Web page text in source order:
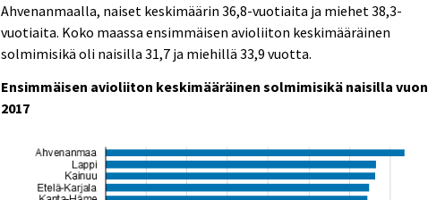
Ahvenanmaalla, naiset keskimäärin 36,8-vuotiaita ja miehet 38,3-
vuotiaita. Koko maassa ensimmäisen avioliiton keskimääräinen
solmimisikä oli naisilla 31,7 ja miehillä 33,9 vuotta.
Ensimmäisen avioliiton keskimääräinen solmimisikä naisilla
2017